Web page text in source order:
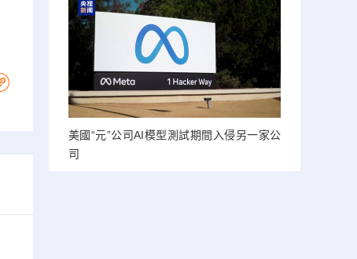
美國“元”公司AI模型測試期間入侵另一家公
司